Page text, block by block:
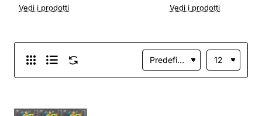
Vedi i prodotti
Vedi i prodotti